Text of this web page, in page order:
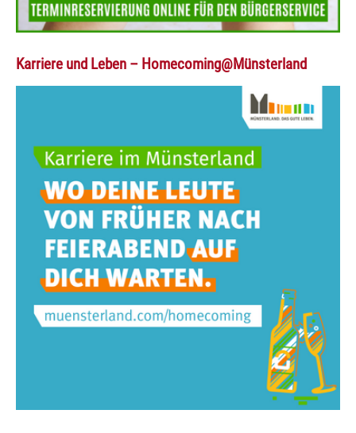
Karriere und Leben – Homecoming@Münsterland